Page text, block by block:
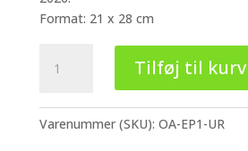
Format: 21 x 28 cm
Ahlberg
Tilføj til kurv
Varenummer (SKU):OA-EP1-UR